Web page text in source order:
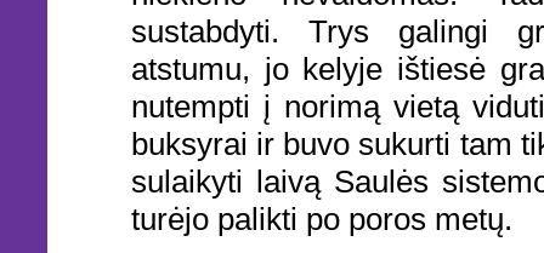
sustabdyti. Trys galingi
atstumu, jo kelyje ištiesė
nutempti į norimą vietą
buksyrai ir buvo sukurti tam
sulaikyti laivą Saulės
turėjo palikti po poros metų.